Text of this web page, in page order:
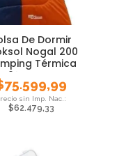
De Dormir
Nogal 200
Térmica
0° Carpa
75.599,99
$62.479,33